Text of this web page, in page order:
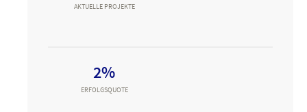
AKTUELLE PROJEKTE
2%
ERFOLGSQUOTE